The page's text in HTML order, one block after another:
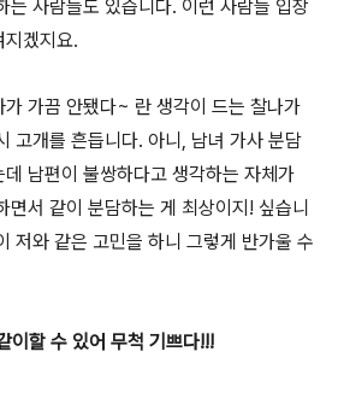
는 사람들도 있습니다. 이런 사람들 입장
겠지요.
가끔 안됐다~ 란 생각이 드는 찰나가
고개를 흔듭니다. 아니, 남녀 가사 분담
남편이 불쌍하다고 생각하는 자체가
면서 같이 분담하는 게 최상이지! 싶습니
저와 같은 고민을 하니 그렇게 반가울 수
이할 수 있어 무척 기쁘다!!!